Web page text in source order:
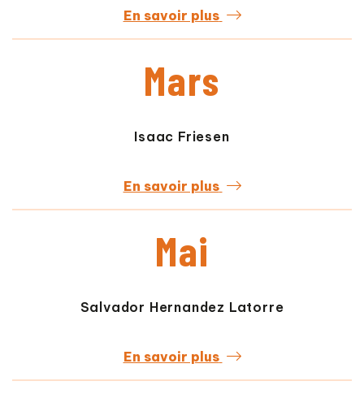
En savoir plus
Mars
Isaac Friesen
En savoir plus
Mai
Salvador Hernandez Latorre
En savoir plus